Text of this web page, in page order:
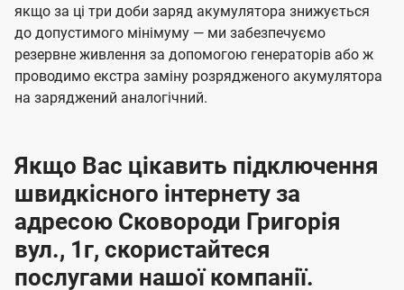
якщо за ці три доби заряд акумулятора знижується
до допустимого мінімуму — ми забезпечуємо
резервне живлення за допомогою генераторів або ж
проводимо екстра заміну розрядженого акумулятора
на заряджений аналогічний.
Якщо Вас цікавить підключення
швидкісного інтернету за
адресою Сковороди Григорія
вул., 1г, скористайтеся
послугами нашої компанії.